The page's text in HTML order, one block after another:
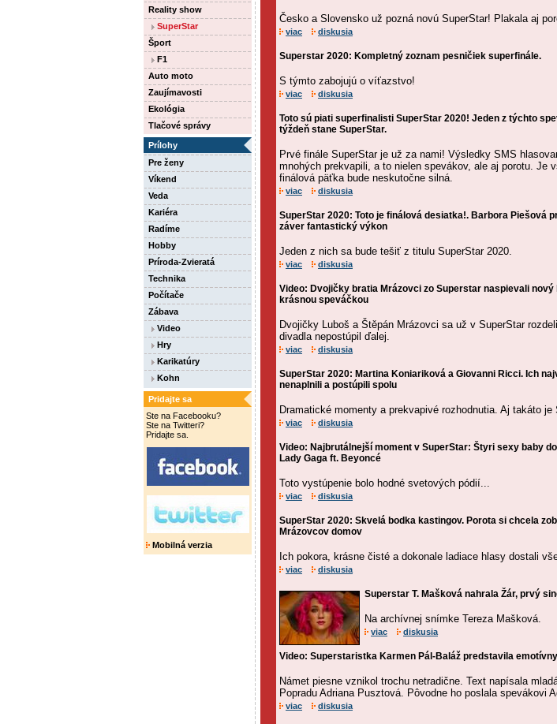
Reality show
SuperStar
Šport
F1
Auto moto
Zaujímavosti
Ekológia
Tlačové správy
Prílohy
Pre ženy
Víkend
Veda
Kariéra
Radíme
Hobby
Príroda-Zvieratá
Technika
Počítače
Zábava
Video
Hry
Karikatúry
Kohn
Pridajte sa
Ste na Facebooku?
Ste na Twitteri?
Pridajte sa.
Mobilná verzia
Česko a Slovensko už pozná novú SuperStar! Plakala aj
viac diskusia
Superstar 2020: Kompletný zoznam pesničiek superfinále.
S týmto zabojujú o víťazstvo!
viac diskusia
Toto sú piati superfinalisti SuperStar 2020! Jeden z týchto
týždeň stane SuperStar.
Prvé finále SuperStar je už za nami! Výsledky SMS
mnohých prekvapili, a to nielen spevákov, ale aj porotu. Je
finálová päťka bude neskutočne silná.
viac diskusia
SuperStar 2020: Toto je finálová desiatka!. Barbora Piešová
záver fantastický výkon
Jeden z nich sa bude tešiť z titulu SuperStar 2020.
viac diskusia
Video: Dvojičky bratia Mrázovci zo Superstar naspievali nový
krásnou speváčkou
Dvojičky Luboš a Štěpán Mrázovci sa už v SuperStar
divadla nepostúpil ďalej.
viac diskusia
SuperStar 2020: Martina Koniariková a Giovanni Ricci. Ich
nenaplnili a postúpili spolu
Dramatické momenty a prekvapivé rozhodnutia. Aj takáto je
viac diskusia
Video: Najbrutálnejší moment v SuperStar: Štyri sexy baby
Lady Gaga ft. Beyoncé
Toto vystúpenie bolo hodné svetových pódií...
viac diskusia
SuperStar 2020: Skvelá bodka kastingov. Porota si chcela
Mrázovcov domov
Ich pokora, krásne čisté a dokonale ladiace hlasy dostali
viac diskusia
Superstar T. Mašková nahrala Žár, prvý
Na archívnej snímke Tereza Mašková.
viac diskusia
Video: Superstaristka Karmen Pál-Baláž predstavila
Námet piesne vznikol trochu netradične. Text napísala
Popradu Adriana Pusztová. Pôvodne ho poslala spevákovi
viac diskusia